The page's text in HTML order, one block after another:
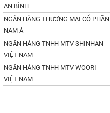
AN BÌNH
NGÂN HÀNG THƯƠNG MẠI CỔ PHẦN
NAM Á
NGÂN HÀNG TNHH MTV SHINHAN
VIỆT NAM
NGÂN HÀNG TNHH MTV WOORI
VIỆT NAM